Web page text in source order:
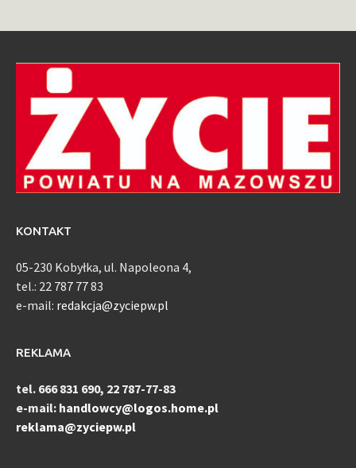
KONTAKT
05-230 Kobyłka, ul. Napoleona 4,
tel.: 22 787 77 83
e-mail: redakcja@zyciepw.pl
REKLAMA
tel. 666 831 690, 22 787-77-83
e-mail: handlowcy@logos.home.pl
reklama@zyciepw.pl